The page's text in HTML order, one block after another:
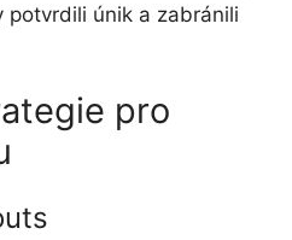
potvrdili únik a zabránili
pro